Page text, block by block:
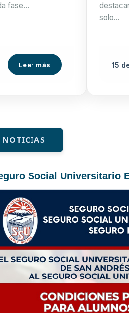
fase...
Leer más
solo...
15 de
NOTICIAS
Social Universitario